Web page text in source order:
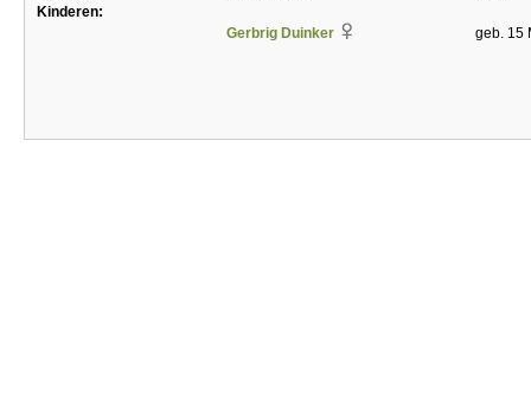
Kinderen:
Gerbrig Duinker
geb. 15